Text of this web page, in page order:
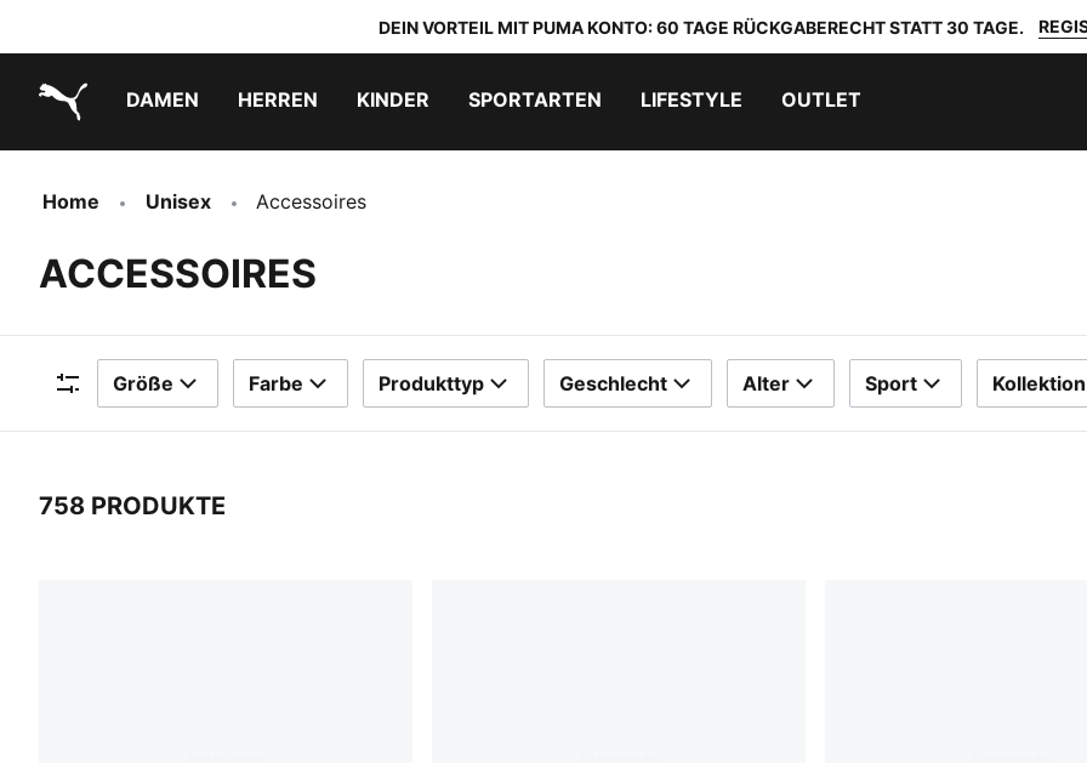
DEIN VORTEIL MIT PUMA KONTO: 60 TAGE RÜCKGABERECHT STATT 30 TAGE.
DAMEN HERREN KINDER SPORTARTEN LIFESTYLE OUTLET
Home Unisex Accessoires
ACCESSOIRES
Filter
Größe Farbe Produkttyp Geschlecht Alter Sport Kollektion
758 PRODUKTE